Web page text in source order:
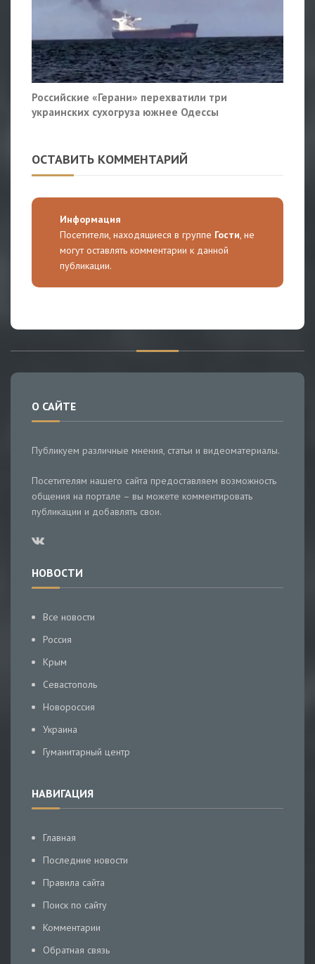
Российские «Герани» перехватили три
украинских сухогруза южнее Одессы
ОСТАВИТЬ КОММЕНТАРИЙ
Информация
Посетители, находящиеся в группе Гости, не
могут оставлять комментарии к данной
публикации.
О САЙТЕ
Публикуем различные мнения, статьи и видеоматериалы.
Посетителям нашего сайта предоставляем возможность
общения на портале – вы можете комментировать
публикации и добавлять свои.
НОВОСТИ
Все новости
Россия
Крым
Севастополь
Новороссия
Украина
Гуманитарный центр
НАВИГАЦИЯ
Главная
Последние новости
Правила сайта
Поиск по сайту
Комментарии
Обратная связь